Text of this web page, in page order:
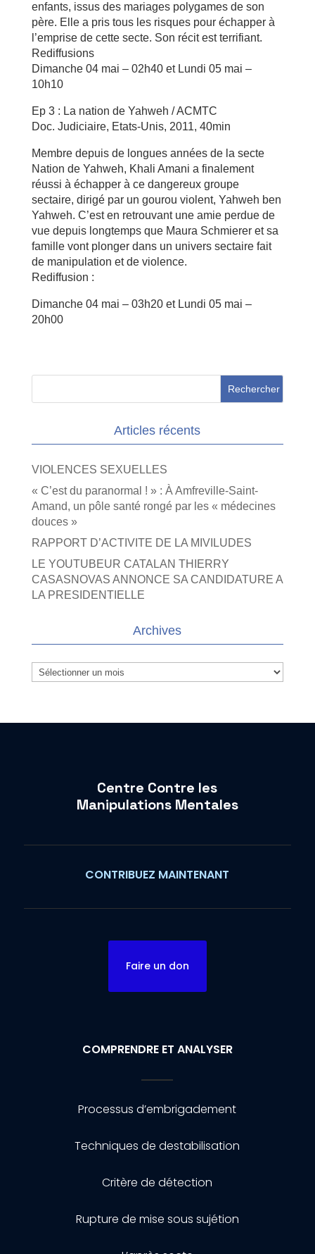
enfants, issus des mariages polygames de son
père. Elle a pris tous les risques pour échapper à
l’emprise de cette secte. Son récit est terrifiant.
Rediffusions
Dimanche 04 mai – 02h40 et Lundi 05 mai –
10h10
Ep 3 : La nation de Yahweh / ACMTC
Doc. Judiciaire, Etats-Unis, 2011, 40min
Membre depuis de longues années de la secte
Nation de Yahweh, Khali Amani a finalement
réussi à échapper à ce dangereux groupe
sectaire, dirigé par un gourou violent, Yahweh ben
Yahweh. C’est en retrouvant une amie perdue de
vue depuis longtemps que Maura Schmierer et sa
famille vont plonger dans un univers sectaire fait
de manipulation et de violence.
Rediffusion :
Dimanche 04 mai – 03h20 et Lundi 05 mai –
20h00
Articles récents
VIOLENCES SEXUELLES
« C’est du paranormal ! » : À Amfreville-Saint-
Amand, un pôle santé rongé par les « médecines
douces »
RAPPORT D’ACTIVITE DE LA MIVILUDES
LE YOUTUBEUR CATALAN THIERRY
CASASNOVAS ANNONCE SA CANDIDATURE A
LA PRESIDENTIELLE
Archives
Archives
Centre Contre les
Manipulations Mentales
CONTRIBUEZ MAINTENANT
Faire un don
COMPRENDRE ET ANALYSER
Processus d’embrigadement
Techniques de destabilisation
Critère de détection
Rupture de mise sous sujétion